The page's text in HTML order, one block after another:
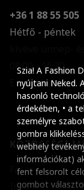
Szia! A Fashion
nyújtani Neked.
hasonló
érdekében, • a
személyre
gombra
webhely
információkat)
fent felsorolt
gombot
+36 1 88 55 505
Hétfő - péntek
08:00 - 16:30
E-mail küldése
KÖZÖSSÉGI
Facebook
Instagram